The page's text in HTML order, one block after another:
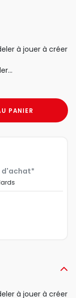
à jouer à créer
PANIER
d'achat*
à jouer à créer